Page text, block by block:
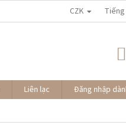
CZK
Liên lạc Đăng nhập